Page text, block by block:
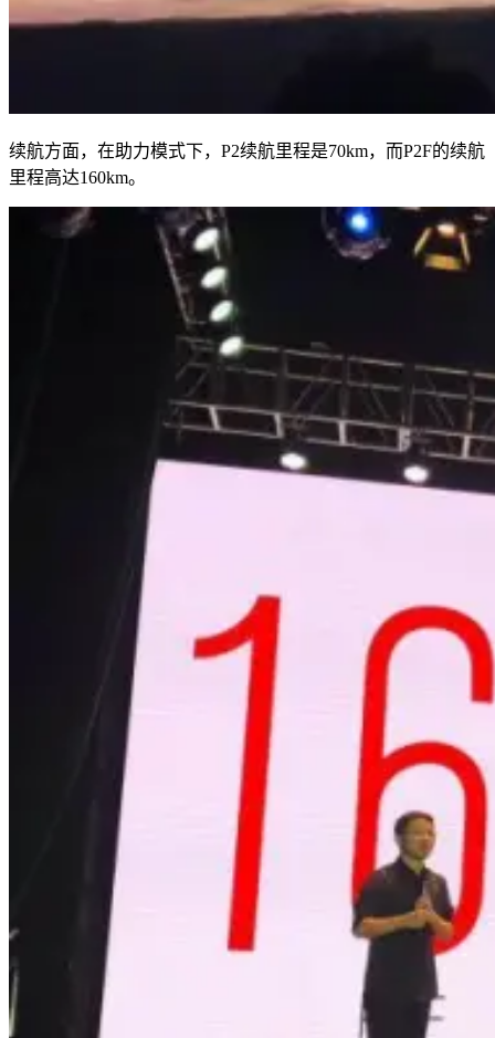
续航方面，在助力模式下，P2续航里程是70km，而P2F的续航
里程高达160km。